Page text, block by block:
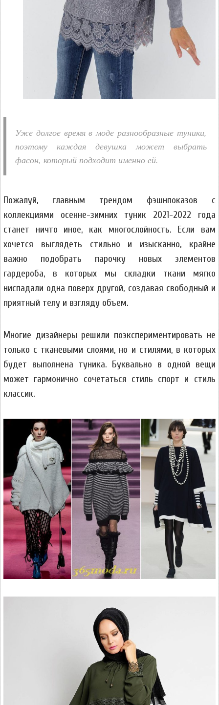
Уже долгое время в моде разнообразные туники,
поэтому каждая девушка может выбрать
фасон, который подходит именно ей.
Пожалуй, главным трендом фэшнпоказов с
коллекциями осенне-зимних туник 2021-2022 года
станет ничто иное, как многослойность. Если вам
хочется выглядеть стильно и изысканно, крайне
важно подобрать парочку новых элементов
гардероба, в которых мы складки ткани мягко
ниспадали одна поверх другой, создавая свободный и
приятный телу и взгляду объем.
Многие дизайнеры решили поэкспериментировать не
только с тканевыми слоями, но и стилями, в которых
будет выполнена туника. Буквально в одной вещи
может гармонично сочетаться стиль спорт и стиль
классик.